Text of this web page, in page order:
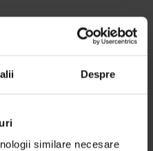
Despre
similare necesare